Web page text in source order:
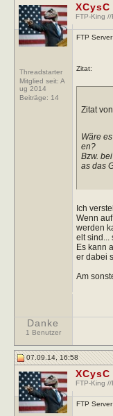
Threadstarter
Mitglied seit: A
ug 2014
Beiträge: 14
FTP-King
FTP
Zitat:
Zitat von
Wäre
en?
Bzw.
as das
Ich
Wenn
werden
elt sind...
Es kann
er dabei
Am
Danke
1 Benutzer
07.09.14, 16:58
FTP-King
FTP